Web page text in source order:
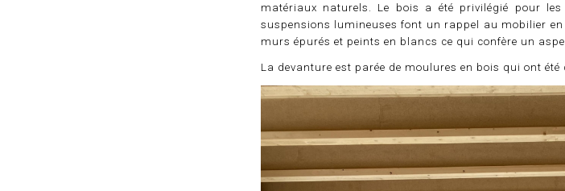
matériaux naturels. Le bois a été privilégié pour
suspensions lumineuses font un rappel au mobilier en
murs épurés et peints en blancs ce qui confère un
La devanture est parée de moulures en bois qui ont